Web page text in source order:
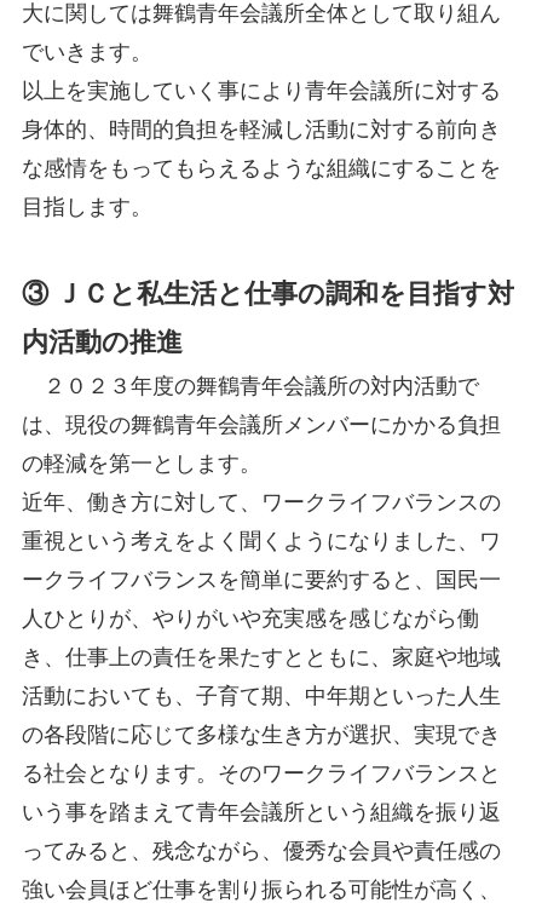
大に関しては舞鶴青年会議所全体として取り組ん
でいきます。
以上を実施していく事により青年会議所に対する
身体的、時間的負担を軽減し活動に対する前向き
な感情をもってもらえるような組織にすることを
目指します。
③ ＪＣと私生活と仕事の調和を目指す対
内活動の推進
２０２３年度の舞鶴青年会議所の対内活動で
は、現役の舞鶴青年会議所メンバーにかかる負担
の軽減を第一とします。
近年、働き方に対して、ワークライフバランスの
重視という考えをよく聞くようになりました、ワ
ークライフバランスを簡単に要約すると、国民一
人ひとりが、やりがいや充実感を感じながら働
き、仕事上の責任を果たすとともに、家庭や地域
活動においても、子育て期、中年期といった人生
の各段階に応じて多様な生き方が選択、実現でき
る社会となります。そのワークライフバランスと
いう事を踏まえて青年会議所という組織を振り返
ってみると、残念ながら、優秀な会員や責任感の
強い会員ほど仕事を割り振られる可能性が高く、